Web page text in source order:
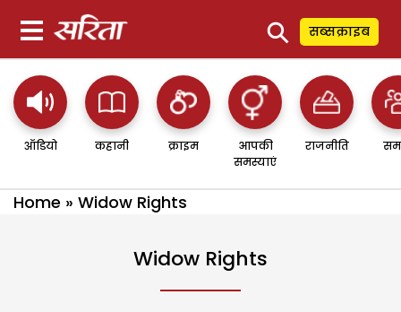
⚲ सब्सक्राइब
ऑडियो कहानी क्राइम
आपकी
समस्याएं
राजनीति
Home » Widow Rights
Widow Rights